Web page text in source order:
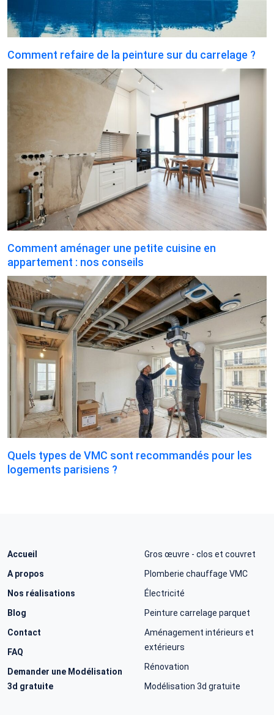
Comment refaire de la peinture sur du carrelage ?
Comment aménager une petite cuisine en
appartement : nos conseils
Quels types de VMC sont recommandés pour les
logements parisiens ?
Accueil
A propos
Nos réalisations
Blog
Contact
FAQ
Demander une Modélisation
3d gratuite
Gros œuvre - clos et couvret
Plomberie chauffage VMC
Électricité
Peinture carrelage parquet
Aménagement intérieurs et
extérieurs
Rénovation
Modélisation 3d gratuite